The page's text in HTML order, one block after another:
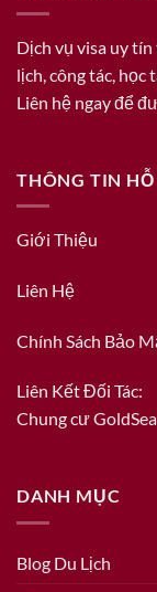
Dịch vụ visa uy
lịch, công tác, học
Liên hệ ngay để
THÔNG TIN
Giới Thiệu
Liên Hệ
Chính Sách Bảo
Liên Kết Đối Tác:
Chung cư
DANH MỤC
Blog Du Lịch